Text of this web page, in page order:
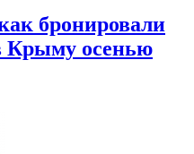
бронировали
Крыму осенью